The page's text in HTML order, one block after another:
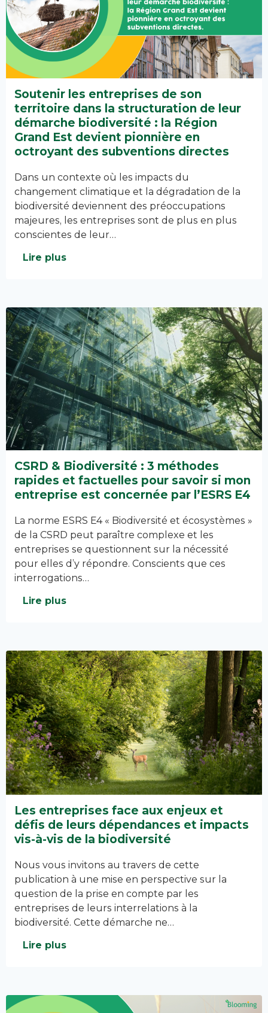
Soutenir les entreprises de son
territoire dans la structuration de leur
démarche biodiversité : la Région
Grand Est devient pionnière en
octroyant des subventions directes
Dans un contexte où les impacts du
changement climatique et la dégradation de la
biodiversité deviennent des préoccupations
majeures, les entreprises sont de plus en plus
conscientes de leur…
Lire plus
CSRD & Biodiversité : 3 méthodes
rapides et factuelles pour savoir si mon
entreprise est concernée par l’ESRS E4
La norme ESRS E4 « Biodiversité et écosystèmes »
de la CSRD peut paraître complexe et les
entreprises se questionnent sur la nécessité
pour elles d’y répondre. Conscients que ces
interrogations…
Lire plus
Les entreprises face aux enjeux et
défis de leurs dépendances et impacts
vis-à-vis de la biodiversité
Nous vous invitons au travers de cette
publication à une mise en perspective sur la
question de la prise en compte par les
entreprises de leurs interrelations à la
biodiversité. Cette démarche ne…
Lire plus